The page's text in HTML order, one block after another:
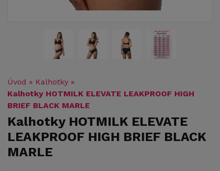
Úvod » Kalhotky »
Kalhotky HOTMILK ELEVATE LEAKPROOF HIGH
BRIEF BLACK MARLE
Kalhotky HOTMILK ELEVATE
LEAKPROOF HIGH BRIEF BLACK
MARLE